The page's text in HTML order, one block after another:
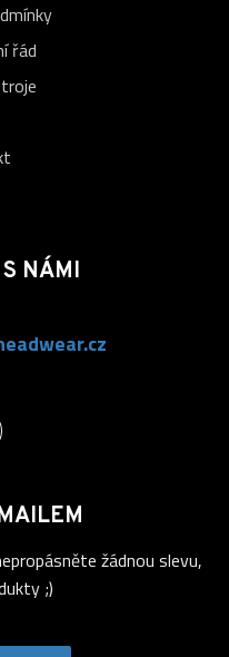
řád
NÁMI
žádnou slevu,
;)